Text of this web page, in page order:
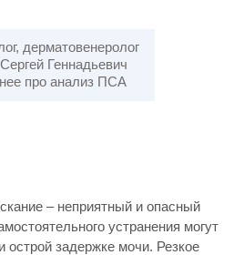
дерматовенеролог
Геннадьевич
про анализ ПСА
– неприятный и опасный
устранения могут
острой задержке мочи. Резкое